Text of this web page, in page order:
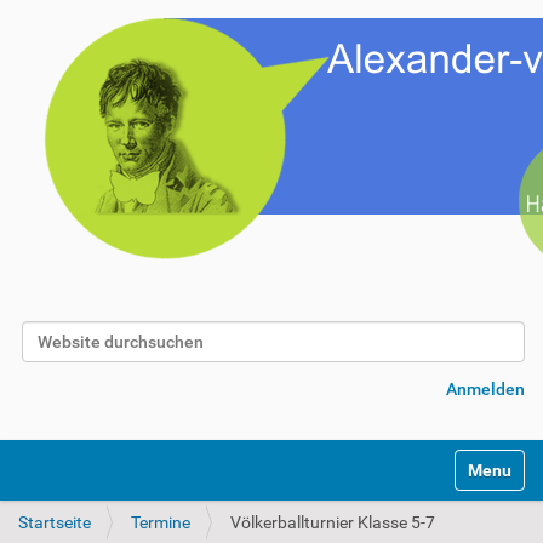
Website durchsuchen
Anmelden
Toggle
Startseite Termine Völkerballturnier Klasse 5-7